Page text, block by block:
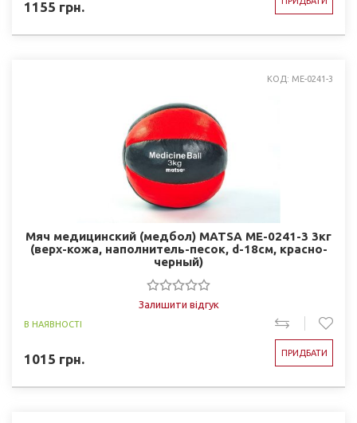
1155 грн.
КОД: ME-0241-3
Мяч медицинский (медбол) MATSA ME-0241-3 3кг
(верх-кожа, наполнитель-песок, d-18см, красно-
черный)
Залишити відгук
В НАЯВНОСТІ
1015 грн. ПРИДБАТИ